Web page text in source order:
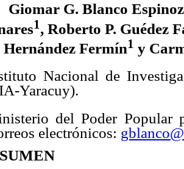
Giomar G. Blanco
1, Roberto P. Guédez
Hernández Fermín1 y
Nacional de
Yaracuy).
del Poder Popular
electrónicos: